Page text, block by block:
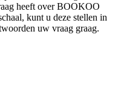
heeft over BOOKOO
kunt u deze stellen in
uw vraag graag.